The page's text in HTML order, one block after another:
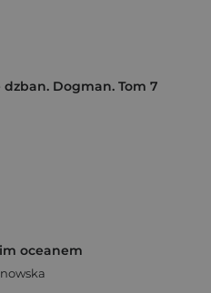
Dogman. Tom 7
oceanem